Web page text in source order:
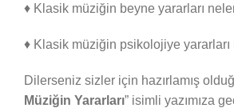
♦ Klasik müziğin beyne yararları
♦ Klasik müziğin psikolojiye yararları
Dilerseniz sizler için hazırlamış
Müziğin Yararları” isimli yazımıza